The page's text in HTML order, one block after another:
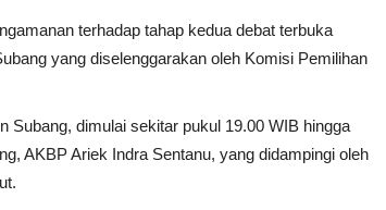
terhadap tahap kedua debat terbuka
yang diselenggarakan oleh Komisi Pemilihan
Subang, dimulai sekitar pukul 19.00 WIB hingga
AKBP Ariek Indra Sentanu, yang didampingi oleh